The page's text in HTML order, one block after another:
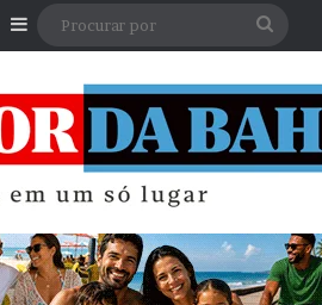
EntrarBarra Lateral